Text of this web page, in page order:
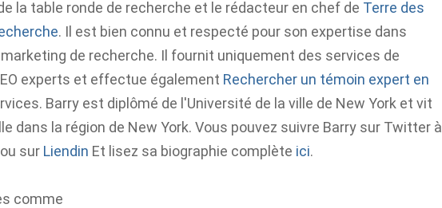
la table ronde de recherche et le rédacteur en chef de Terre des
. Il est bien connu et respecté pour son expertise dans
de recherche. Il fournit uniquement des services de
experts et effectue également Rechercher un témoin expert en
Barry est diplômé de l'Université de la ville de New York et vit
dans la région de New York. Vous pouvez suivre Barry sur Twitter à
ou sur Liendin Et lisez sa biographie complète ici.
comme